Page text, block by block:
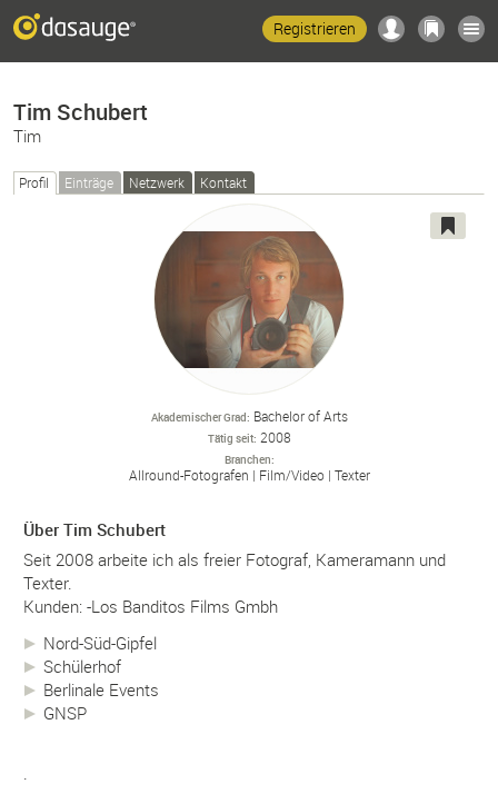
Registrieren
Tim Schubert
Tim
Profil Einträge Netzwerk Kontakt
Akademischer Grad Bachelor of Arts
Tätig seit 2008
Branchen
Allround-Fotografen Film/Video Texter
Über Tim Schubert
Seit 2008 arbeite ich als freier Fotograf, Kameramann und
Texter.
Kunden: -Los Banditos Films Gmbh
Nord-Süd-Gipfel
Schülerhof
Berlinale Events
GNSP